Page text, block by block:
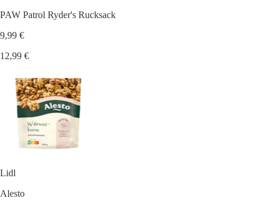
PAW Patrol Ryder's Rucksack
9,99 €
12,99 €
Lidl
Alesto